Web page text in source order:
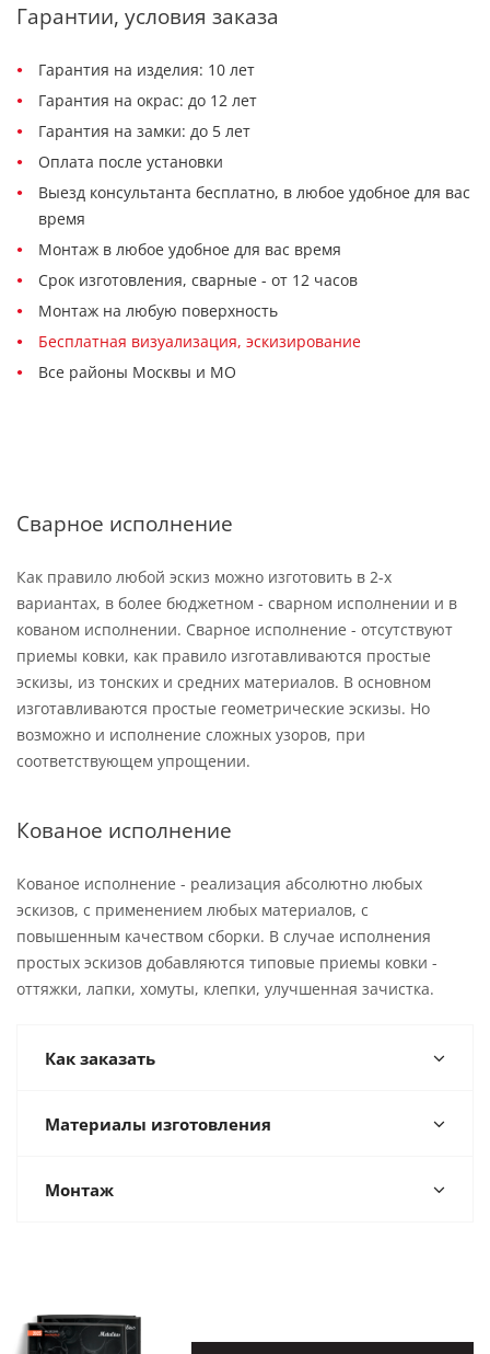
Гарантии, условия заказа
Гарантия на изделия: 10 лет
Гарантия на окрас: до 12 лет
Гарантия на замки: до 5 лет
Оплата после установки
Выезд консультанта бесплатно, в любое удобное для вас
время
Монтаж в любое удобное для вас время
Срок изготовления, сварные - от 12 часов
Монтаж на любую поверхность
Бесплатная визуализация, эскизирование
Все районы Москвы и МО
Сварное исполнение
Как правило любой эскиз можно изготовить в 2-х
вариантах, в более бюджетном - сварном исполнении и в
кованом исполнении. Сварное исполнение - отсутствуют
приемы ковки, как правило изготавливаются простые
эскизы, из тонских и средних материалов. В основном
изготавливаются простые геометрические эскизы. Но
возможно и исполнение сложных узоров, при
соответствующем упрощении.
Кованое исполнение
Кованое исполнение - реализация абсолютно любых
эскизов, с применением любых материалов, с
повышенным качеством сборки. В случае исполнения
простых эскизов добавляются типовые приемы ковки -
оттяжки, лапки, хомуты, клепки, улучшенная зачистка.
Как заказать
Материалы изготовления
Монтаж